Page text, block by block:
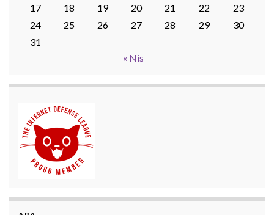
17
18 19 20 21 22
23
24
25 26 27 28 29
30
31
« Nis